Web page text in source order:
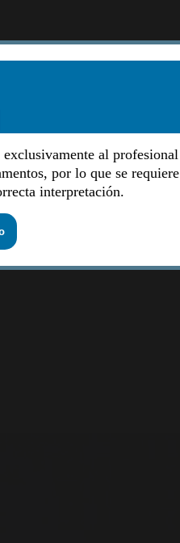
al profesional
por lo que se requiere
interpretación.